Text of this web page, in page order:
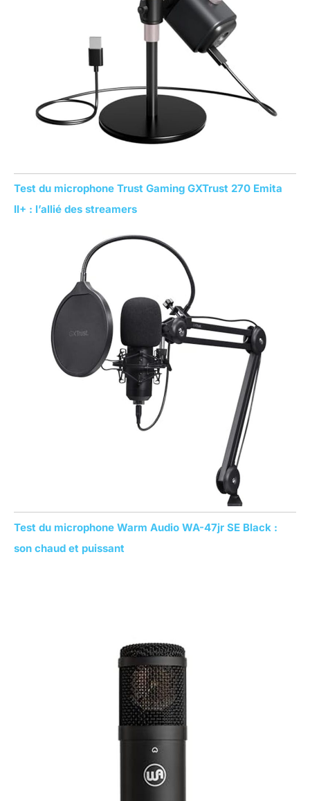
Test du microphone Trust Gaming GXTrust 270 Emita
II+ : l’allié des streamers
Test du microphone Warm Audio WA-47jr SE Black :
son chaud et puissant